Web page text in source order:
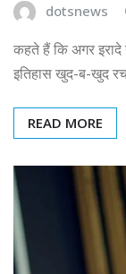
dotsnews
कहते हैं कि अगर
इतिहास खुद-ब-खुद
READ MORE